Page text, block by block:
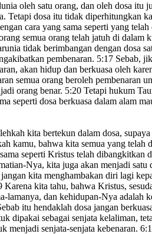
oleh satu orang, dan oleh dosa itu
Tetapi dosa itu tidak diperhitungkan
cara yang sama seperti yang
semua orang telah jatuh di dalam
tidak berimbangan dengan dosa
pembenaran. 5:17 Sebab,
akan hidup dan berkuasa oleh
semua orang beroleh pembenaran
orang benar. 5:20 Tetapi hukum
seperti dosa berkuasa dalam alam
kita bertekun dalam dosa,
kamu, bahwa kita semua yang telah
seperti Kristus telah dibangkitkan
Nya, kita juga akan menjadi
kita menghambakan diri lagi
Karena kita tahu, bahwa Kristus,
lamanya, dan kehidupan-Nya adalah
itu hendaklah dosa jangan
dipakai sebagai senjata kelaliman,
menjadi senjata-senjata kebenaran.